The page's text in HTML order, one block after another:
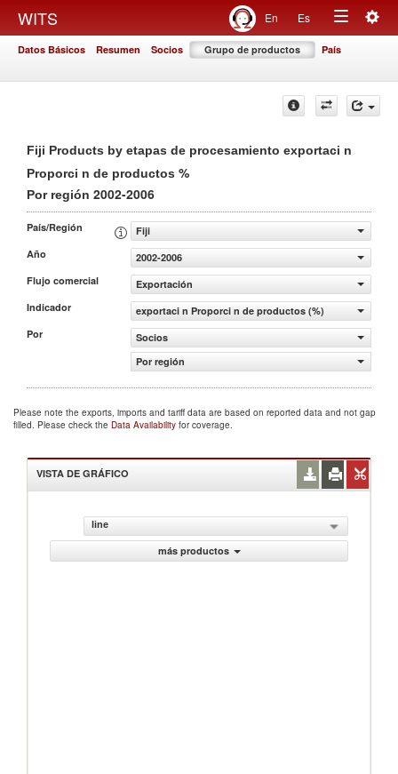
WITS En Es
Toggle
Datos Básicos Resumen Socios Grupo de productos País
Fiji Products by etapas de procesamiento exportaci n
Proporci n de productos %
Por región 2002-2006
País/Región
Fiji
Año
2002-2006
Flujo comercial
Exportación
Indicador
exportaci n Proporci n de productos (%)
Por
Socios
Por región
Please note the exports, imports and tariff data are based on reported data and not gap
filled. Please check the Data Availability for coverage.
VISTA DE GRÁFICO
line
más productos